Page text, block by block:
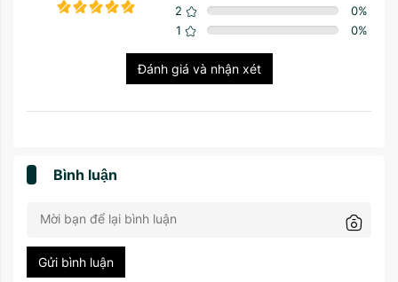
2
0%
1
0%
Đánh giá và nhận xét
Bình luận
Gửi bình luận